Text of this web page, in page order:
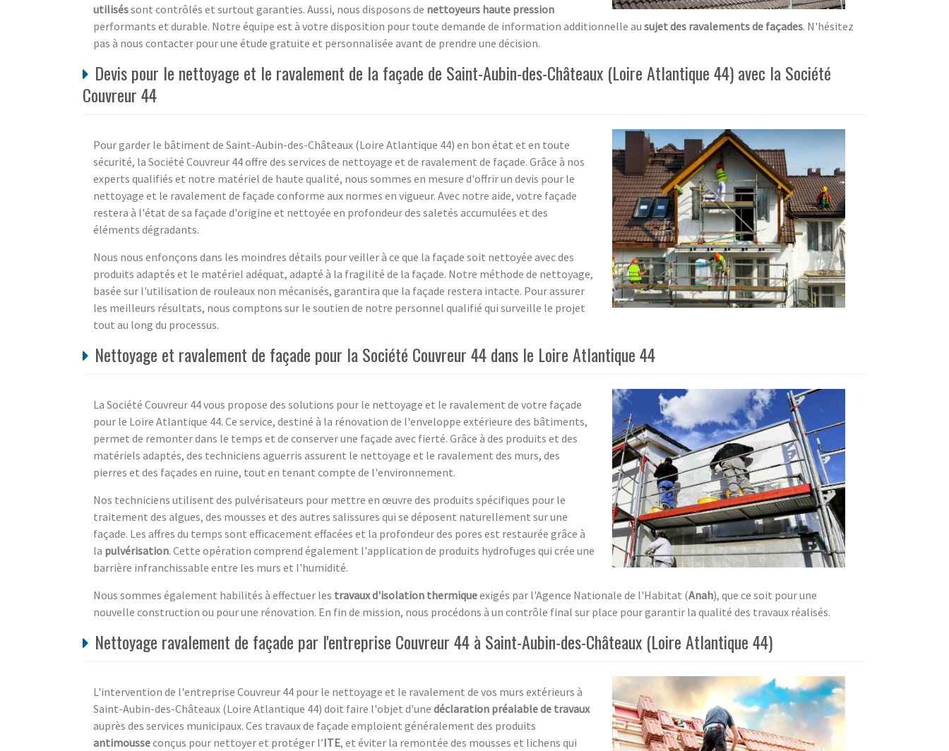
utiliséssont contrôlés et surtout garanties. Aussi, nous disposons de nettoyeurs haute pression
performants et durable. Notre équipe est à votre disposition pour toute demande de information additionnelle au sujet des ravalements de façades. N'hésitez
pas à nous contacter pour une étude gratuite et personnalisée avant de prendre une décision.
Devis pour le nettoyage et le ravalement de la façade de Saint-Aubin-des-Châteaux (Loire Atlantique 44) avec la Société
Couvreur 44
Pour garder le bâtiment de Saint-Aubin-des-Châteaux (Loire Atlantique 44) en bon état et en toute
sécurité, la Société Couvreur 44 offre des services de nettoyage et de ravalement de façade. Grâce à nos
experts qualifiés et notre matériel de haute qualité, nous sommes en mesure d'offrir un devis pour le
nettoyage et le ravalement de façade conforme aux normes en vigueur. Avec notre aide, votre façade
restera à l'état de sa façade d'origine et nettoyée en profondeur des saletés accumulées et des
éléments dégradants.
Nous nous enfonçons dans les moindres détails pour veiller à ce que la façade soit nettoyée avec des
produits adaptés et le matériel adéquat, adapté à la fragilité de la façade. Notre méthode de nettoyage,
basée sur l'utilisation de rouleaux non mécanisés, garantira que la façade restera intacte. Pour assurer
les meilleurs résultats, nous comptons sur le soutien de notre personnel qualifié qui surveille le projet
tout au long du processus.
Nettoyage et ravalement de façade pour la Société Couvreur 44 dans le Loire Atlantique 44
La Société Couvreur 44 vous propose des solutions pour le nettoyage et le ravalement de votre façade
pour le Loire Atlantique 44. Ce service, destiné à la rénovation de l'enveloppe extérieure des bâtiments,
permet de remonter dans le temps et de conserver une façade avec fierté. Grâce à des produits et des
matériels adaptés, des techniciens aguerris assurent le nettoyage et le ravalement des murs, des
pierres et des façades en ruine, tout en tenant compte de l'environnement.
Nos techniciens utilisent des pulvérisateurs pour mettre en œuvre des produits spécifiques pour le
traitement des algues, des mousses et des autres salissures qui se déposent naturellement sur une
façade. Les affres du temps sont efficacement effacées et la profondeur des pores est restaurée grâce à
la pulvérisation. Cette opération comprend également l'application de produits hydrofuges qui crée une
barrière infranchissable entre les murs et l'humidité.
Nous sommes également habilités à effectuer les travaux d'isolation thermiqueexigés par l'Agence Nationale de l'Habitat (Anah), que ce soit pour une
nouvelle construction ou pour une rénovation. En fin de mission, nous procédons à un contrôle final sur place pour garantir la qualité des travaux réalisés.
Nettoyage ravalement de façade par l'entreprise Couvreur 44 à Saint-Aubin-des-Châteaux (Loire Atlantique 44)
L'intervention de l'entreprise Couvreur 44 pour le nettoyage et le ravalement de vos murs extérieurs à
Saint-Aubin-des-Châteaux (Loire Atlantique 44) doit faire l'objet d'une déclaration préalable de travaux
auprès des services municipaux. Ces travaux de façade emploient généralement des produits
antimousseconçus pour nettoyer et protéger l’ITE, et éviter la remontée des mousses et lichens qui